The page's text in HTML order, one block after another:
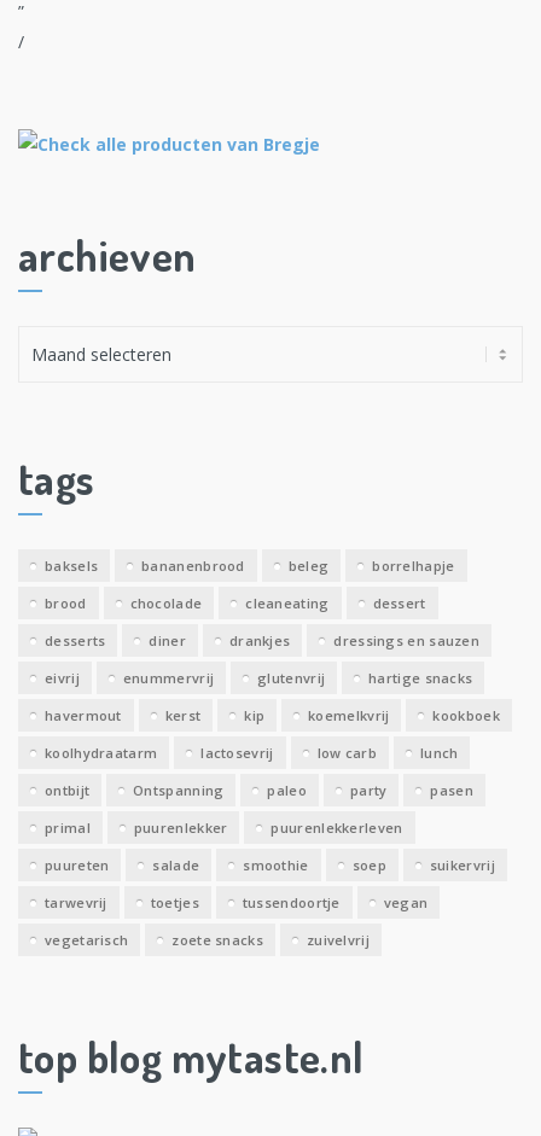
archieven
e
v
tags
baksels bananenbrood beleg borrelhapje
brood chocolade cleaneating dessert
desserts diner drankjes dressings en sauzen
eivrij enummervrij glutenvrij hartige snacks
havermout kerst kip koemelkvrij kookboek
koolhydraatarm lactosevrij low carb lunch
ontbijt Ontspanning paleo party pasen
primal puurenlekker puurenlekkerleven
puureten salade smoothie soep suikervrij
tarwevrij toetjes tussendoortje vegan
vegetarisch zoete snacks zuivelvrij
top blog mytaste.nl